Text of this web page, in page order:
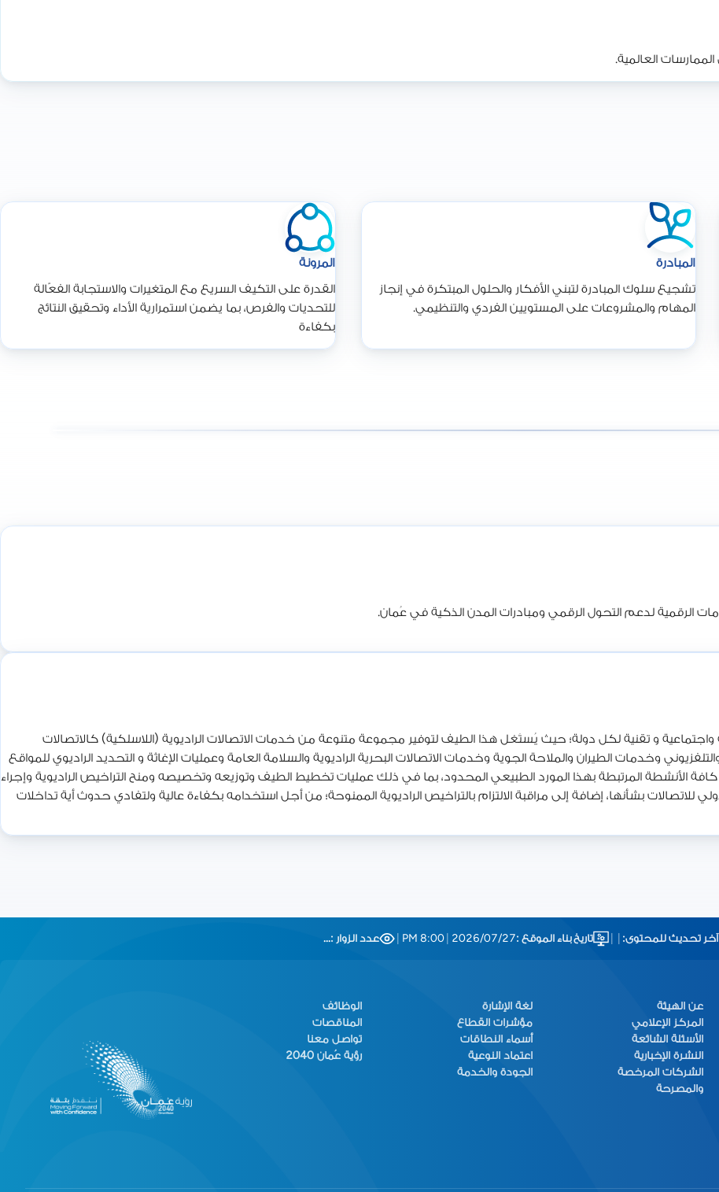
العالمية.
المبادرة
تشجيع سلوك المبادرة لتبني الأفكار والحلول المبتكرة في إنجاز
المهام والمشروعات على المستويين الفردي والتنظيمي.
المرونة
القدرة على التكيف السريع مع المتغيرات والاستجابة الفعّالة
للتحديات والفرص، بما يضمن استمرارية الأداء وتحقيق النتائج
بكفاءة
الرقمية لدعم التحول الرقمي ومبادرات المدن الذكية في عُمان.
و تقنية لكل دولة؛ حيث يُستَغل هذا الطيف لتوفير مجموعة متنوعة من خدمات الاتصالات الراديوية (اللاسلكية) كالاتصالات
وخدمات الطيران والملاحة الجوية وخدمات الاتصالات البحرية الراديوية والسلامة العامة وعمليات الإغاثة و التحديد الراديوي للمواقع
الأنشطة المرتبطة بهذا المورد الطبيعي المحدود، بما في ذلك عمليات تخطيط الطيف وتوزيعه وتخصيصه ومنح التراخيص الراديوية وإجراء
للاتصالات بشأنها، إضافة إلى مراقبة الالتزام بالتراخيص الراديوية الممنوحة؛ من أجل استخدامه بكفاءة عالية ولتفادي حدوث أية تداخلات
آخر تحديث للمحتوى: تاريخ بناء الموقع :2026/07/27
8:00 PM عدد الزوار :...
عن الهيئة
المركز الإعلامي
الأسئلة الشائعة
النشرة الإخبارية
الشركات المرخصة
والمصرحة
لغة الإشارة
مؤشرات القطاع
أسماء النطاقات
اعتماد النوعية
الجودة والخدمة
الوظائف
المناقصات
تواصل معنا
رؤية عُمان 2040